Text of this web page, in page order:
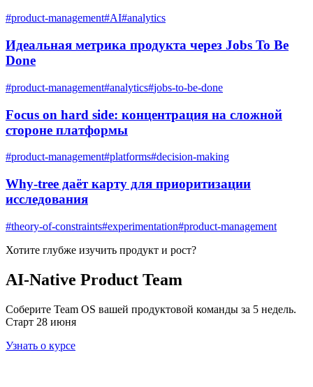
#product-management#AI#analytics
Идеальная метрика продукта через Jobs To Be
Done
#product-management#analytics#jobs-to-be-done
Focus on hard side: концентрация на сложной
стороне платформы
#product-management#platforms#decision-making
Why-tree даёт карту для приоритизации
исследования
#theory-of-constraints#experimentation#product-management
Хотите глубже изучить продукт и рост?
AI-Native Product Team
Соберите Team OS вашей продуктовой команды за 5 недель.
Старт 28 июня
Узнать о курсе